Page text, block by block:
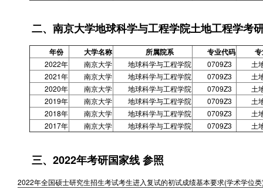
二、南京大学地球科学与工程学院土地工程学考
年份 大学名称 所属院系 专业代码
2022年 南京大学 地球科学与工程学院 0709Z3
土
2021年
南京大学 地球科学与工程学院 0709Z3
土
2020年
南京大学 地球科学与工程学院 0709Z3
土
2019年
南京大学 地球科学与工程学院 0709Z3
土
2018年
南京大学 地球科学与工程学院 0709Z3
土
2017年
南京大学 地球科学与工程学院 0709Z3 土
三、2022年考研国家线 参照
2022年全国硕士研究生招生考试考生进入复试的初试成绩基本要求(学术学位